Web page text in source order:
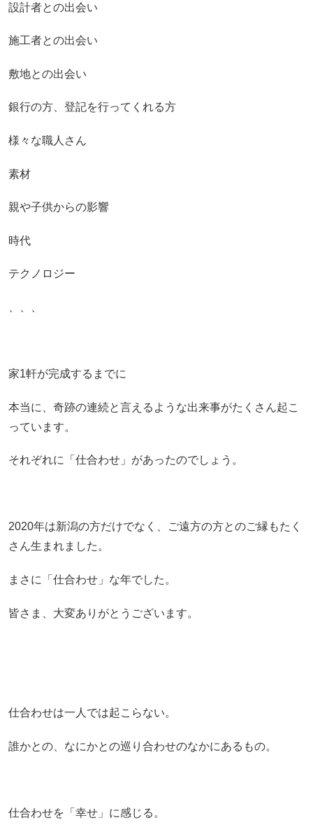
設計者との出会い
施工者との出会い
敷地との出会い
銀行の方、登記を行ってくれる方
様々な職人さん
素材
親や子供からの影響
時代
テクノロジー
家1軒が完成するまでに
本当に、奇跡の連続と言えるような出来事がたくさん起こ
っています。
それぞれに「仕合わせ」があったのでしょう。
2020年は新潟の方だけでなく、ご遠方の方とのご縁もたく
さん生まれました。
まさに「仕合わせ」な年でした。
皆さま、大変ありがとうございます。
仕合わせは一人では起こらない。
誰かとの、なにかとの巡り合わせのなかにあるもの。
仕合わせを「幸せ」に感じる。